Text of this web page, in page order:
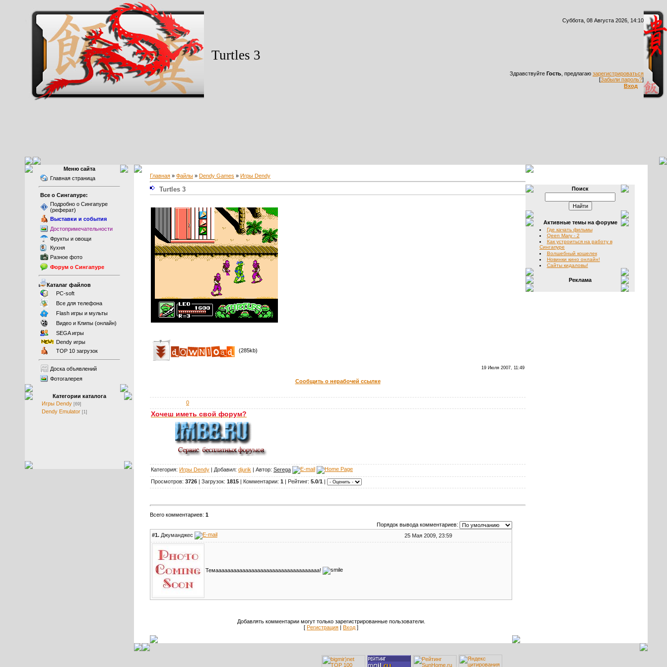
Суббота, 08 Августа 2026, 14:10
Turtles 3
Здравствуйте Гость , предлагаю зарегистрироваться
[Забыли пароль?]
Вход
Меню сайта
Главная страница
Все о Сингапуре:
Подробно о Сингапуре
(реферат)
Выставки и события
Достопримечательности
Фрукты и овощи
Кухня
Разное фото
Форум о Сингапуре
Каталаг файлов
PC-soft
Все для телефона
Flash игры и мульты
Видео и Клипы (онлайн)
SEGA игры
Dendy игры
TOP 10 загрузок
Доска объявлений
Фотогалерея
Категории каталога
Игры Dendy [69]
Dendy Emulator [1]
Главная » Файлы » Dendy Games » Игры Dendy
Turtles 3
(285kb)
19 Июля 2007, 11:49
Сообщить о нерабочей ссылке
0
Хочеш иметь свой форум?
Категория: Игры Dendy | Добавил: djurik | Автор: Serega
Просмотров: 3726 | Загрузок: 1815 | Комментарии: 1 | Рейтинг: 5.0/1 |
Всего комментариев: 1
Порядок вывода комментариев:
#1. Джуманджес 25 Мая 2009, 23:59
Темааааааааааааааааааааааааааааааааааа!
Добавлять комментарии могут только зарегистрированные пользователи.
[ Регистрация Вход ]
Поиск
Активные темы на форуме
Где качать фильмы
Qeen Mary - 2
Как устроиться на работу в
Сингапуре
Волшебный кошелек
Новинки кино онлайн!
Сайты кидаловы!
Реклама